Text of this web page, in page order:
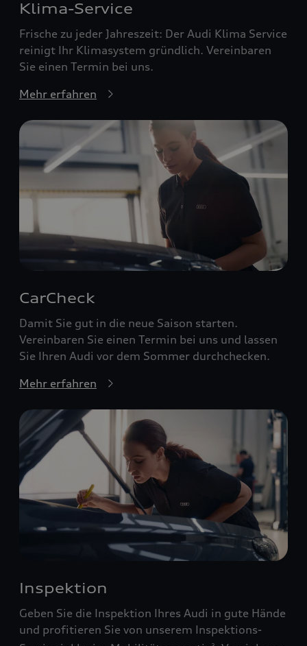
Klima-Service
Frische zu jeder Jahreszeit: Der Audi Klima Service
reinigt Ihr Klimasystem gründlich. Vereinbaren
Sie einen Termin bei uns.
Mehr erfahren
CarCheck
Damit Sie gut in die neue Saison starten.
Vereinbaren Sie einen Termin bei uns und lassen
Sie Ihren Audi vor dem Sommer durchchecken.
Mehr erfahren
Inspektion
Geben Sie die Inspektion Ihres Audi in gute Hände
und profitieren Sie von unserem Inspektions-